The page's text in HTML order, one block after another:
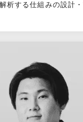
析する仕組みの設計